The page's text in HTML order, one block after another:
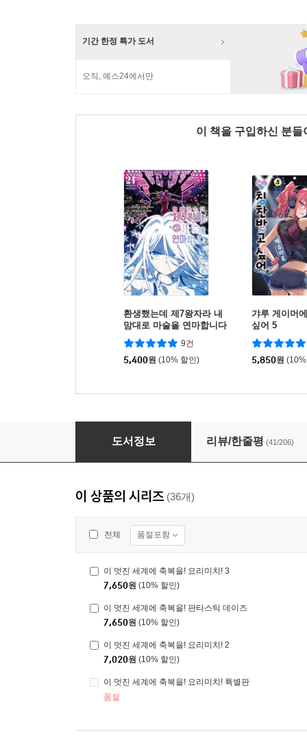
기간 한정 특가 도서
오직, 예스24에서만
이 책을 구입하신 분
환생했는데 제7왕자라 내
맘대로 마술을 연마합니다
21
9건
5,400원 (10% 할인)
갸루 게이머
싶어 5
5,850원
이 멋진 세계에 축복을! 5
도서정보 리뷰/한줄평 (41/206)
이 상품의 시리즈 (36개)
전체 품절포함
이 멋진 세계에 축복을! 요리미치! 3
7,650원 (10% 할인)
이 멋진 세계에 축복을! 판타스틱 데이즈
7,650원 (10% 할인)
이 멋진 세계에 축복을! 요리미치! 2
7,020원 (10% 할인)
이 멋진 세계에 축복을! 요리미치! 특별판
품절